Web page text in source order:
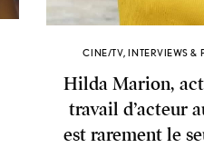
CINE/TV,INTERVIEWS &
Hilda Marion,
travail d’acteur
est rarement le